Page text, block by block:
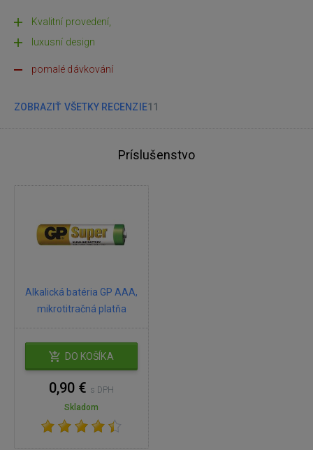
Kvalitní provedení,
luxusní design
pomalé dávkování
ZOBRAZIŤ VŠETKY RECENZIE11
Príslušenstvo
Alkalická batéria GP AAA,
mikrotitračná platňa
DO KOŠÍKA
0,90 € s DPH
Skladom